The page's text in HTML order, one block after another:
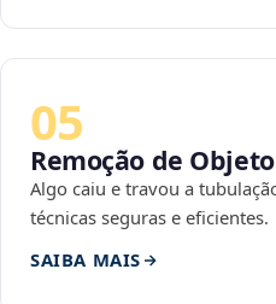
05
Remoção de
Algo caiu e travou a
técnicas seguras e eficientes.
SAIBA MAIS